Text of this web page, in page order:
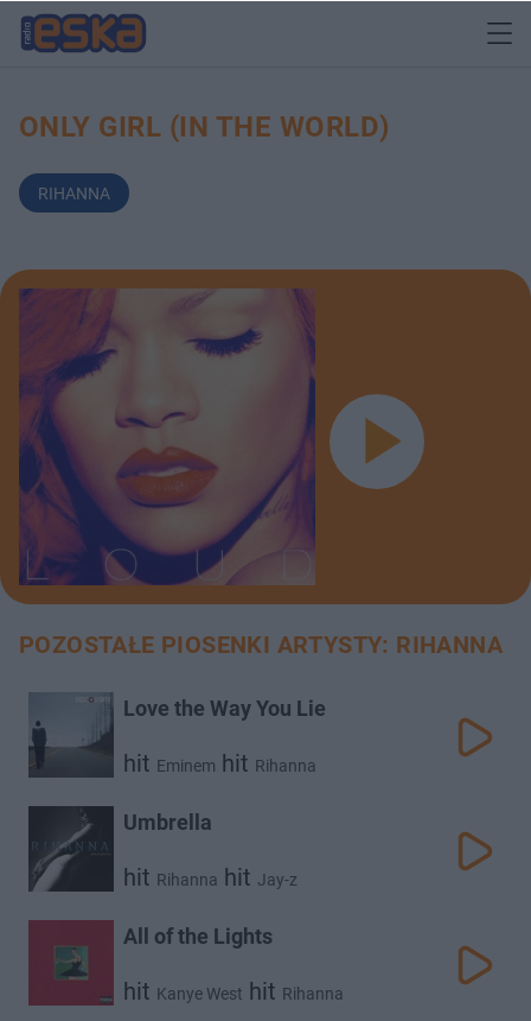
ONLY GIRL (IN THE WORLD)
RIHANNA
POZOSTAŁE PIOSENKI ARTYSTY: RIHANNA
Love the Way You Lie
hit Eminem hit Rihanna
Umbrella
hit Rihanna hit Jay-z
All of the Lights
hit Kanye West hit Rihanna